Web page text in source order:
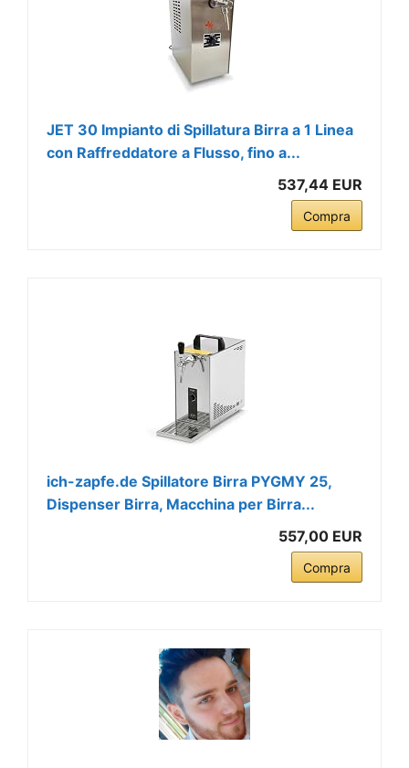
JET 30 Impianto di Spillatura Birra a 1 Linea
con Raffreddatore a Flusso, fino a...
537,44 EUR
Compra
ich-zapfe.de Spillatore Birra PYGMY 25,
Dispenser Birra, Macchina per Birra...
557,00 EUR
Compra